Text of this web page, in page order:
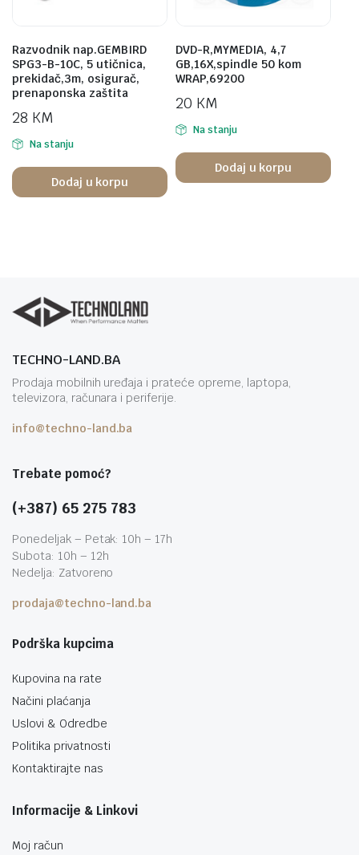
Razvodnik nap.GEMBIRD
SPG3-B-10C, 5 utičnica,
prekidač,3m, osigurač,
prenaponska zaštita
28 KM
Na stanju
Dodaj u korpu
DVD-R,MYMEDIA, 4,7
GB,16X,spindle 50 kom
WRAP,69200
20 KM
Na stanju
Dodaj u korpu
TECHNO-LAND.BA
Prodaja mobilnih uređaja i prateće opreme, laptopa,
televizora, računara i periferije.
info@techno-land.ba
Trebate pomoć?
(+387) 65 275 783
Ponedeljak – Petak: 10h – 17h
Subota: 10h – 12h
Nedelja: Zatvoreno
prodaja@techno-land.ba
Podrška kupcima
Kupovina na rate
Načini plaćanja
Uslovi & Odredbe
Politika privatnosti
Kontaktirajte nas
Informacije & Linkovi
Moj račun